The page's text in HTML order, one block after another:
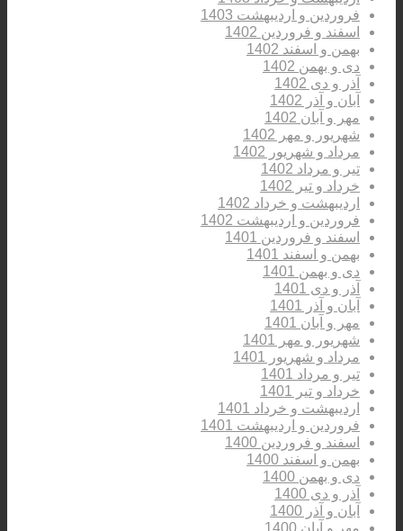
فروردین و اردیبهشت 1403
اسفند و فروردین 1402
بهمن و اسفند 1402
دی و بهمن 1402
آذر و دی 1402
آبان و آذر 1402
مهر و آبان 1402
شهریور و مهر 1402
مرداد و شهریور 1402
تیر و مرداد 1402
خرداد و تیر 1402
اردیبهشت و خرداد 1402
فروردین و اردیبهشت 1402
اسفند و فروردین 1401
بهمن و اسفند 1401
دی و بهمن 1401
آذر و دی 1401
آبان و آذر 1401
مهر و آبان 1401
شهریور و مهر 1401
مرداد و شهریور 1401
تیر و مرداد 1401
خرداد و تیر 1401
اردیبهشت و خرداد 1401
فروردین و اردیبهشت 1401
اسفند و فروردین 1400
بهمن و اسفند 1400
دی و بهمن 1400
آذر و دی 1400
آبان و آذر 1400